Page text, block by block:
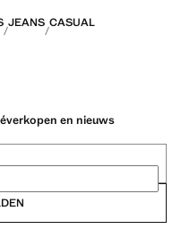
JEANS CASUAL
en nieuws